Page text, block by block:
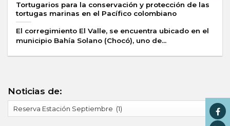
Noticias de:
de:
Tortugarios para la conservación y protección de las
tortugas marinas en el Pacífico colombiano
El corregimiento El Valle, se encuentra ubicado en el
municipio Bahía Solano (Chocó), uno de...